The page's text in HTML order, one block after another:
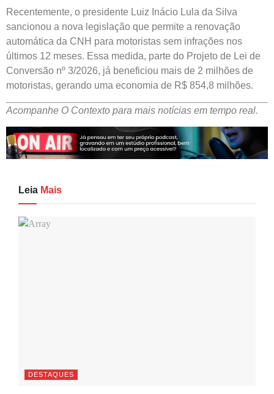
Recentemente, o presidente Luiz Inácio Lula da Silva
sancionou a nova legislação que permite a renovação
automática da CNH para motoristas sem infrações nos
últimos 12 meses. Essa medida, parte do Projeto de Lei de
Conversão nº 3/2026, já beneficiou mais de 2 milhões de
motoristas, gerando uma economia de R$ 854,8 milhões.
Acompanhe O Contexto para mais notícias em tempo real.
Leia Mais
DESTAQUES